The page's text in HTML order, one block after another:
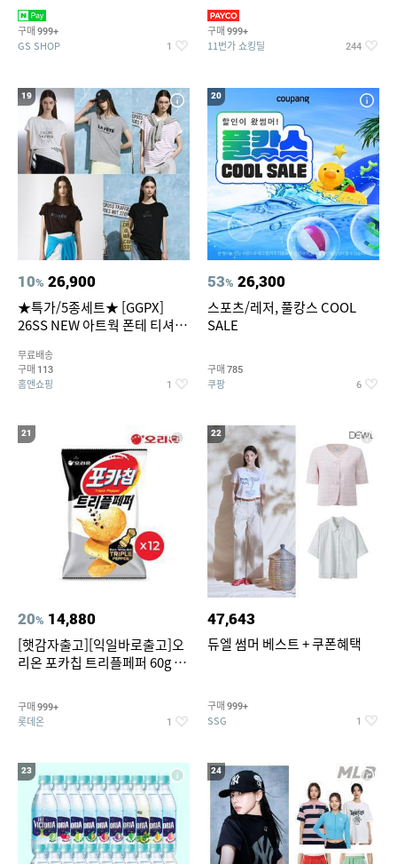
구매 999+
GS SHOP 1
구매 999+
11번가 쇼킹딜 244
19
10% 26,900
★특가/5종세트★ [GGPX]
26SS NEW 아트웍 폰테 티셔츠
무료배송
구매 113
홈앤쇼핑 1
20
53% 26,300
스포츠/레저, 풀캉스 COOL
SALE
구매 785
쿠팡 6
21
20% 14,880
[햇감자출고][익일바로출고]오
리온 포카칩 트리플페퍼 60g 12
구매 999+
롯데온 1
22
47,643
듀엘 썸머 베스트 + 쿠폰혜택
구매 999+
SSG 1
23 24